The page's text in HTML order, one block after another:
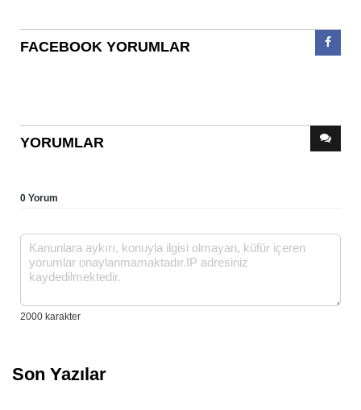
FACEBOOK YORUMLAR
YORUMLAR
0 Yorum
Son Yazılar